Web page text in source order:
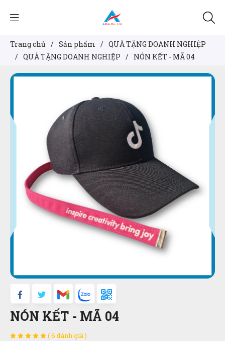
Trang chủ / Sản phẩm / QUÀ TẶNG DOANH NGHIỆP
/ QUÀ TẶNG DOANH NGHIỆP / NÓN KẾT - MÃ 04
NÓN KẾT - MÃ 04
( 6 đánh giá )